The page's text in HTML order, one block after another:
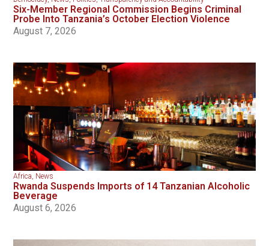
Six-Member Regional Commission Begins Criminal
Probe Into Tanzania’s October Election Violence
August 7, 2026
Africa News
Rwanda Suspends Imports of 14 Tanzanian Alcoholic
Beverage
August 6, 2026